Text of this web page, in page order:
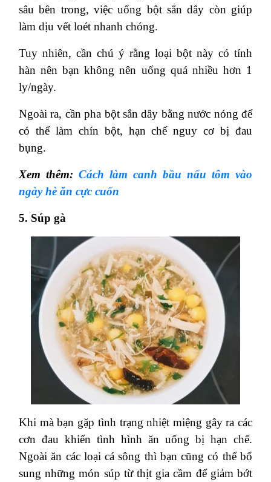
sâu bên trong, việc uống bột sắn dây còn giúp
làm dịu vết loét nhanh chóng.
Tuy nhiên, cần chú ý rằng loại bột này có tính
hàn nên bạn không nên uống quá nhiều hơn 1
ly/ngày.
Ngoài ra, cần pha bột sắn dây bằng nước nóng để
có thể làm chín bột, hạn chế nguy cơ bị đau
bụng.
Xem thêm: Cách làm canh bầu nấu tôm vào
ngày hè ăn cực cuốn
5. Súp gà
Khi mà bạn gặp tình trạng nhiệt miệng gây ra các
cơn đau khiến tình hình ăn uống bị hạn chế.
Ngoài ăn các loại cá sông thì bạn cũng có thể bổ
sung những món súp từ thịt gia cầm để giảm bớt